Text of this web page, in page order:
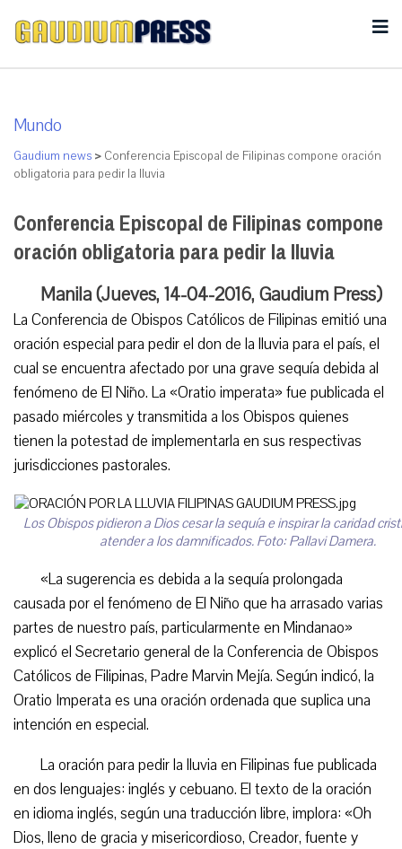
Mundo
Gaudium news > Conferencia Episcopal de Filipinas compone oración
obligatoria para pedir la lluvia
Conferencia Episcopal de Filipinas compone
oración obligatoria para pedir la lluvia
Manila (Jueves, 14-04-2016, Gaudium Press)
La Conferencia de Obispos Católicos de Filipinas emitió una
oración especial para pedir el don de la lluvia para el país, el
cual se encuentra afectado por una grave sequía debida al
fenómeno de El Niño. La «Oratio imperata» fue publicada el
pasado miércoles y transmitida a los Obispos quienes
tienen la potestad de implementarla en sus respectivas
jurisdicciones pastorales.
Los Obispos pidieron a Dios cesar la sequía e inspirar la caridad
atender a los damnificados. Foto: Pallavi Damera.
«La sugerencia es debida a la sequía prolongada
causada por el fenómeno de El Niño que ha arrasado varias
partes de nuestro país, particularmente en Mindanao»
explicó el Secretario general de la Conferencia de Obispos
Católicos de Filipinas, Padre Marvin Mejía. Según indicó, la
Oratio Imperata es una oración ordenada que suplica una
intención en especial.
La oración para pedir la lluvia en Filipinas fue publicada
en dos lenguajes: inglés y cebuano. El texto de la oración
en idioma inglés, según una traducción libre, implora: «Oh
Dios, lleno de gracia y misericordioso, Creador, fuente y